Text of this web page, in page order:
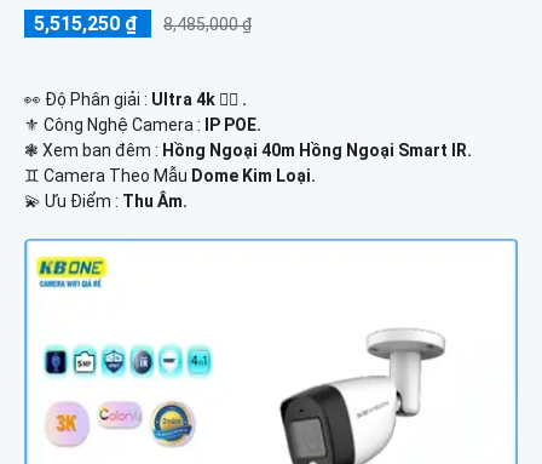
5,515,250 ₫ 8,485,000 ₫
️👀 Độ Phân giải : Ultra 4k 👍🏾 .
⚜️ Công Nghệ Camera :
IP POE.
❃ Xem ban đêm : Hồng Ngoại 40m Hồng Ngoại Smart IR.
♊ Camera Theo Mẫu Dome Kim Loại.
️💫 Ưu Điểm : Thu Âm.